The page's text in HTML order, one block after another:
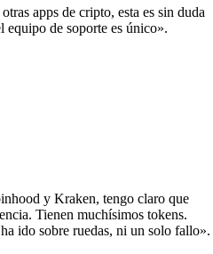
apps de cripto, esta es sin duda
de soporte es único».
y Kraken, tengo claro que
Tienen muchísimos tokens.
ido sobre ruedas, ni un solo fallo».